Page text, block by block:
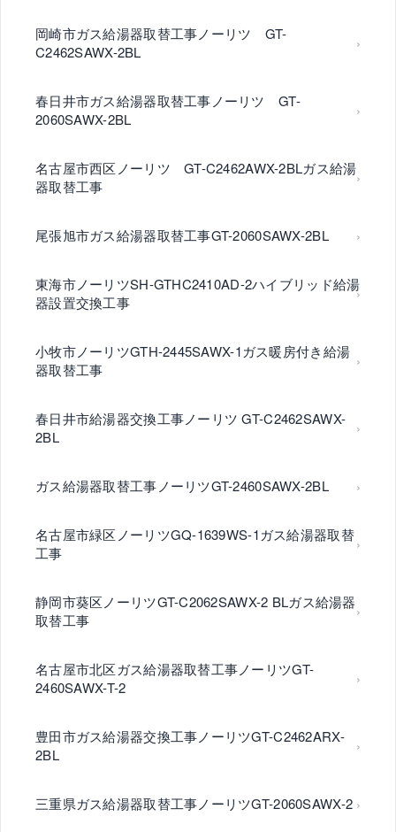
岡崎市ガス給湯器取替工事ノーリツ GT-
C2462SAWX-2BL
春日井市ガス給湯器取替工事ノーリツ GT-
2060SAWX-2BL
名古屋市西区ノーリツ GT-C2462AWX-2BLガス給湯
器取替工事
尾張旭市ガス給湯器取替工事GT-2060SAWX-2BL
東海市ノーリツSH-GTHC2410AD-2ハイブリッド給湯
器設置交換工事
小牧市ノーリツGTH-2445SAWX-1ガス暖房付き給湯
器取替工事
春日井市給湯器交換工事ノーリツ GT-C2462SAWX-
2BL
ガス給湯器取替工事ノーリツGT-2460SAWX-2BL
名古屋市緑区ノーリツGQ-1639WS-1ガス給湯器取替
工事
静岡市葵区ノーリツGT-C2062SAWX-2 BLガス給湯器
取替工事
名古屋市北区ガス給湯器取替工事ノーリツGT-
2460SAWX-T-2
豊田市ガス給湯器交換工事ノーリツGT-C2462ARX-
2BL
三重県ガス給湯器取替工事ノーリツGT-2060SAWX-2